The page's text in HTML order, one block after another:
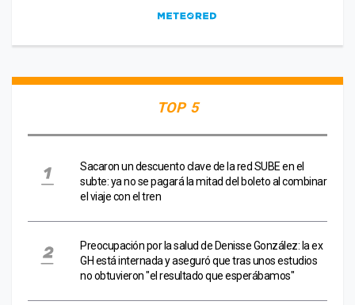
TOP 5
Sacaron un descuento clave de la red SUBE en el
subte: ya no se pagará la mitad del boleto al combinar
el viaje con el tren
Preocupación por la salud de Denisse González: la ex
GH está internada y aseguró que tras unos estudios
no obtuvieron "el resultado que esperábamos"